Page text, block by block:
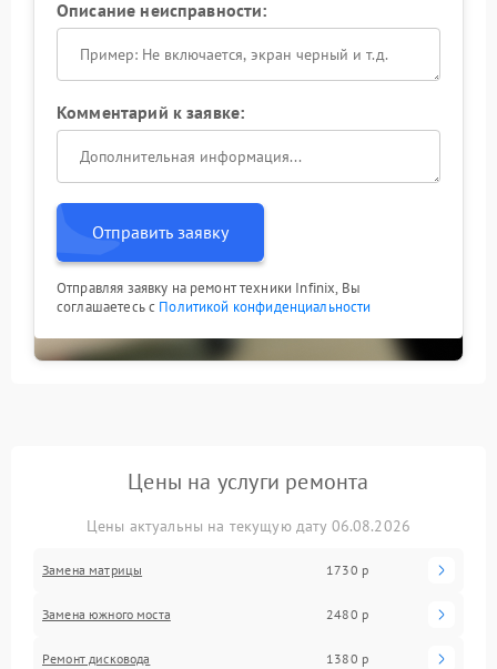
Описание неисправности:
Комментарий к заявке:
Отправить заявку
Отправляя заявку на ремонт техники Infinix, Вы
соглашаетесь с Политикой конфиденциальности
Цены на услуги ремонта
Цены актуальны на текущую дату 06.08.2026
Замена матрицы 1730 р
Замена южного моста 2480 р
Ремонт дисковода 1380 р